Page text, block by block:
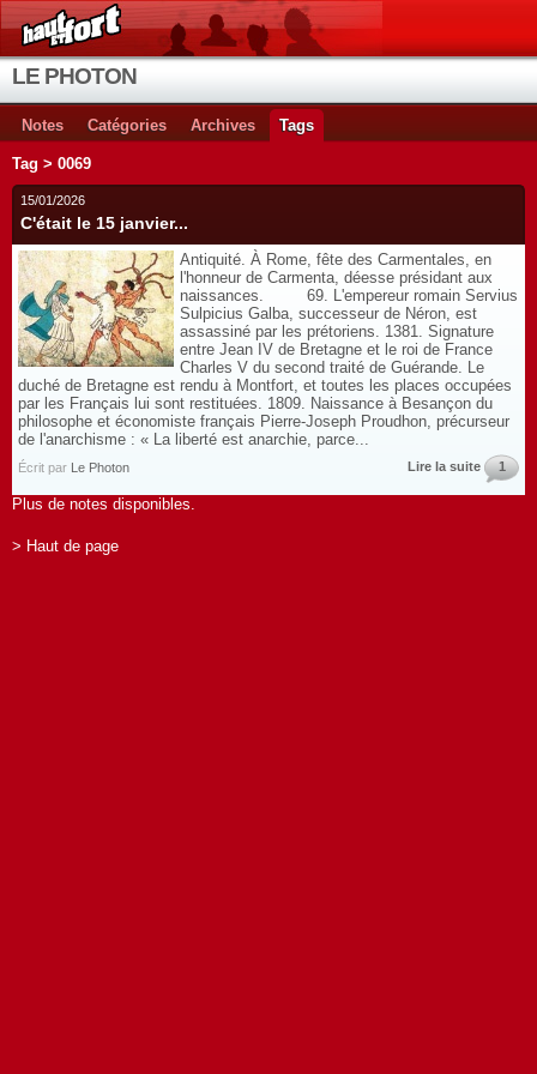
LE PHOTON
Notes Catégories Archives Tags
Tag > 0069
15/01/2026
C'était le 15 janvier...
Antiquité. À Rome, fête des Carmentales, en
l'honneur de Carmenta, déesse présidant aux
naissances. 69. L'empereur romain Servius
Sulpicius Galba, successeur de Néron, est
assassiné par les prétoriens. 1381. Signature
entre Jean IV de Bretagne et le roi de France
Charles V du second traité de Guérande. Le
duché de Bretagne est rendu à Montfort, et toutes les places occupées
par les Français lui sont restituées. 1809. Naissance à Besançon du
philosophe et économiste français Pierre-Joseph Proudhon, précurseur
de l'anarchisme : « La liberté est anarchie, parce...
Écrit par Le Photon Lire la suite 1
Plus de notes disponibles.
> Haut de page